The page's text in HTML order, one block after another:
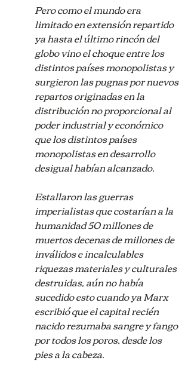
Pero como el mundo era
limitado en extensión repartido
ya hasta el último rincón del
globo vino el choque entre los
distintos países monopolistas y
surgieron las pugnas por nuevos
repartos originadas en la
distribución no proporcional al
poder industrial y económico
que los distintos países
monopolistas en desarrollo
desigual habían alcanzado.
Estallaron las guerras
imperialistas que costarían a la
humanidad 50 millones de
muertos decenas de millones de
inválidos e incalculables
riquezas materiales y culturales
destruidas, aún no había
sucedido esto cuando ya Marx
escribió que el capital recién
nacido rezumaba sangre y fango
por todos los poros, desde los
pies a la cabeza.